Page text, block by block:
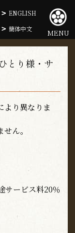
ENGLISH
簡体中文
MENU
とり様・サ
より異なりま
ん。
サービス料20％